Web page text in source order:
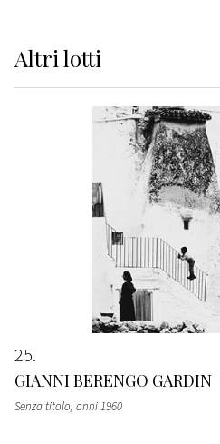
Altrilotti
25
GIANNI BERENGO GARDIN
Senza titolo, anni 1960